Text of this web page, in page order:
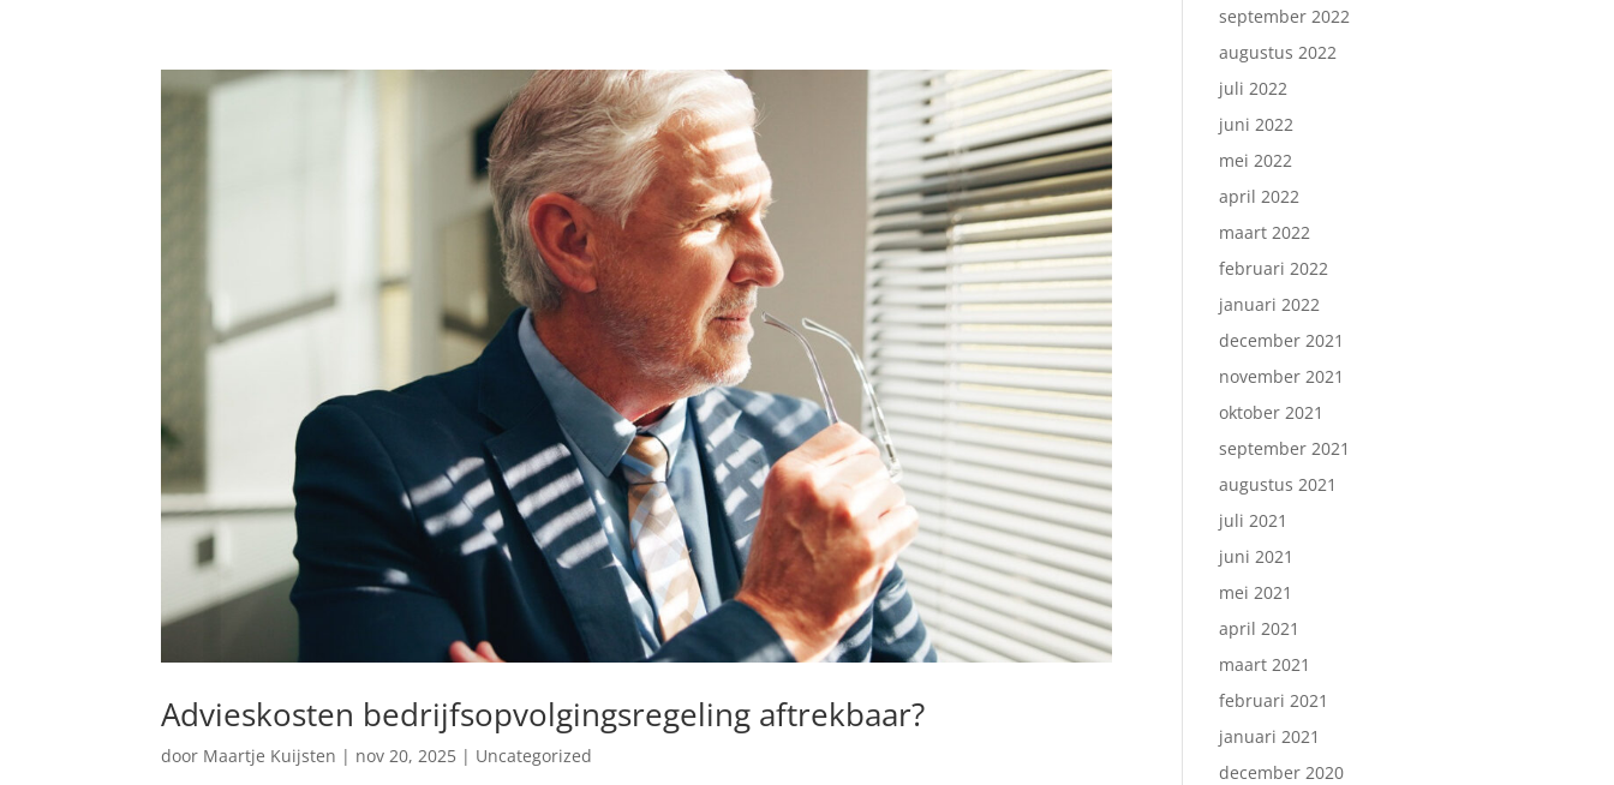
Advieskosten bedrijfsopvolgingsregeling aftrekbaar?
door Maartje Kuijsten | nov 20, 2025 | Uncategorized
september 2022
augustus 2022
juli 2022
juni 2022
mei 2022
april 2022
maart 2022
februari 2022
januari 2022
december 2021
november 2021
oktober 2021
september 2021
augustus 2021
juli 2021
juni 2021
mei 2021
april 2021
maart 2021
februari 2021
januari 2021
december 2020